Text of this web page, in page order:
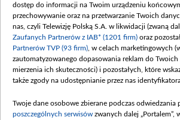
dostęp do informacji na Twoim urządzeniu
przechowywanie oraz na przetwarzanie Twoich
nas, czyli Telewizję Polską S.A. w likwidacji (zwaną
Zaufanych Partnerów z IAB* (1201 firm) oraz
Partnerów TVP (93 firm) , w celach marketingowych
zautomatyzowanego dopasowania reklam do Twoich
mierzenia ich skuteczności) i pozostałych, które
także zgody na udostępnianie przez nas
Twoje dane osobowe zbierane podczas odwiedzania
poszczególnych serwisów zwanych dalej „Portalem”,